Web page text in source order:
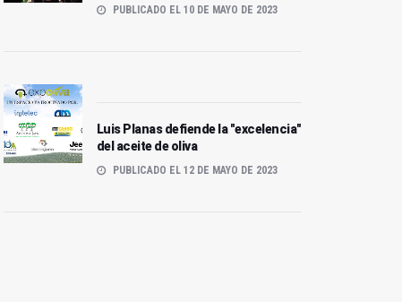
PUBLICADO EL 10 DE MAYO DE 2023
Luis Planas defiende la "excelencia"
del aceite de oliva
PUBLICADO EL 12 DE MAYO DE 2023